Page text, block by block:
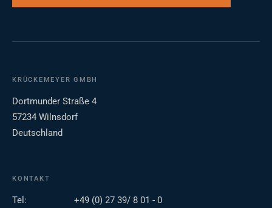
KRÜCKEMEYER GMBH
Dortmunder Straße 4
57234 Wilnsdorf
Deutschland
KONTAKT
Tel:
+49 (0) 27 39/ 8 01 - 0